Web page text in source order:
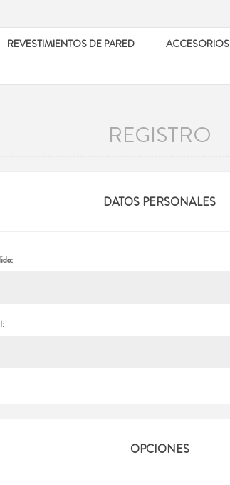
REVESTIMIENTOS DE PARED ACCESORIOS
REGISTRO
DATOS PERSONALES
OPCIONES